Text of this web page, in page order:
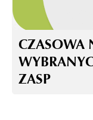
CZASOWA
ZASP